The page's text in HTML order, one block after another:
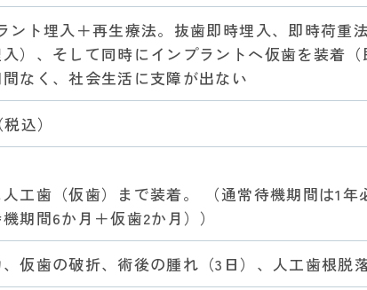
ント埋入＋再生療法。抜歯即時埋入、即時荷
）、そして同時にインプラントへ仮歯を装着（
なく、社会生活に支障が出ない
込）
工歯（仮歯）まで装着。 （通常待機期間は1
期間6か月＋仮歯2か月））
仮歯の破折、術後の腫れ（3日）、人工歯根脱